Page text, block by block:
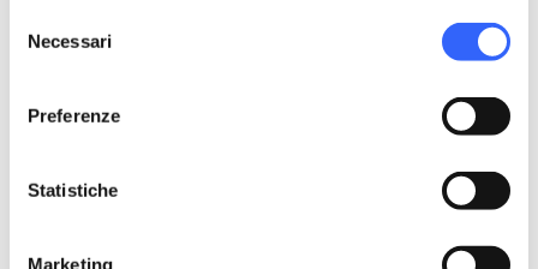
delNecessari
Preferenze
Statistiche
Marketing
Cassaforte
Mountain Bike